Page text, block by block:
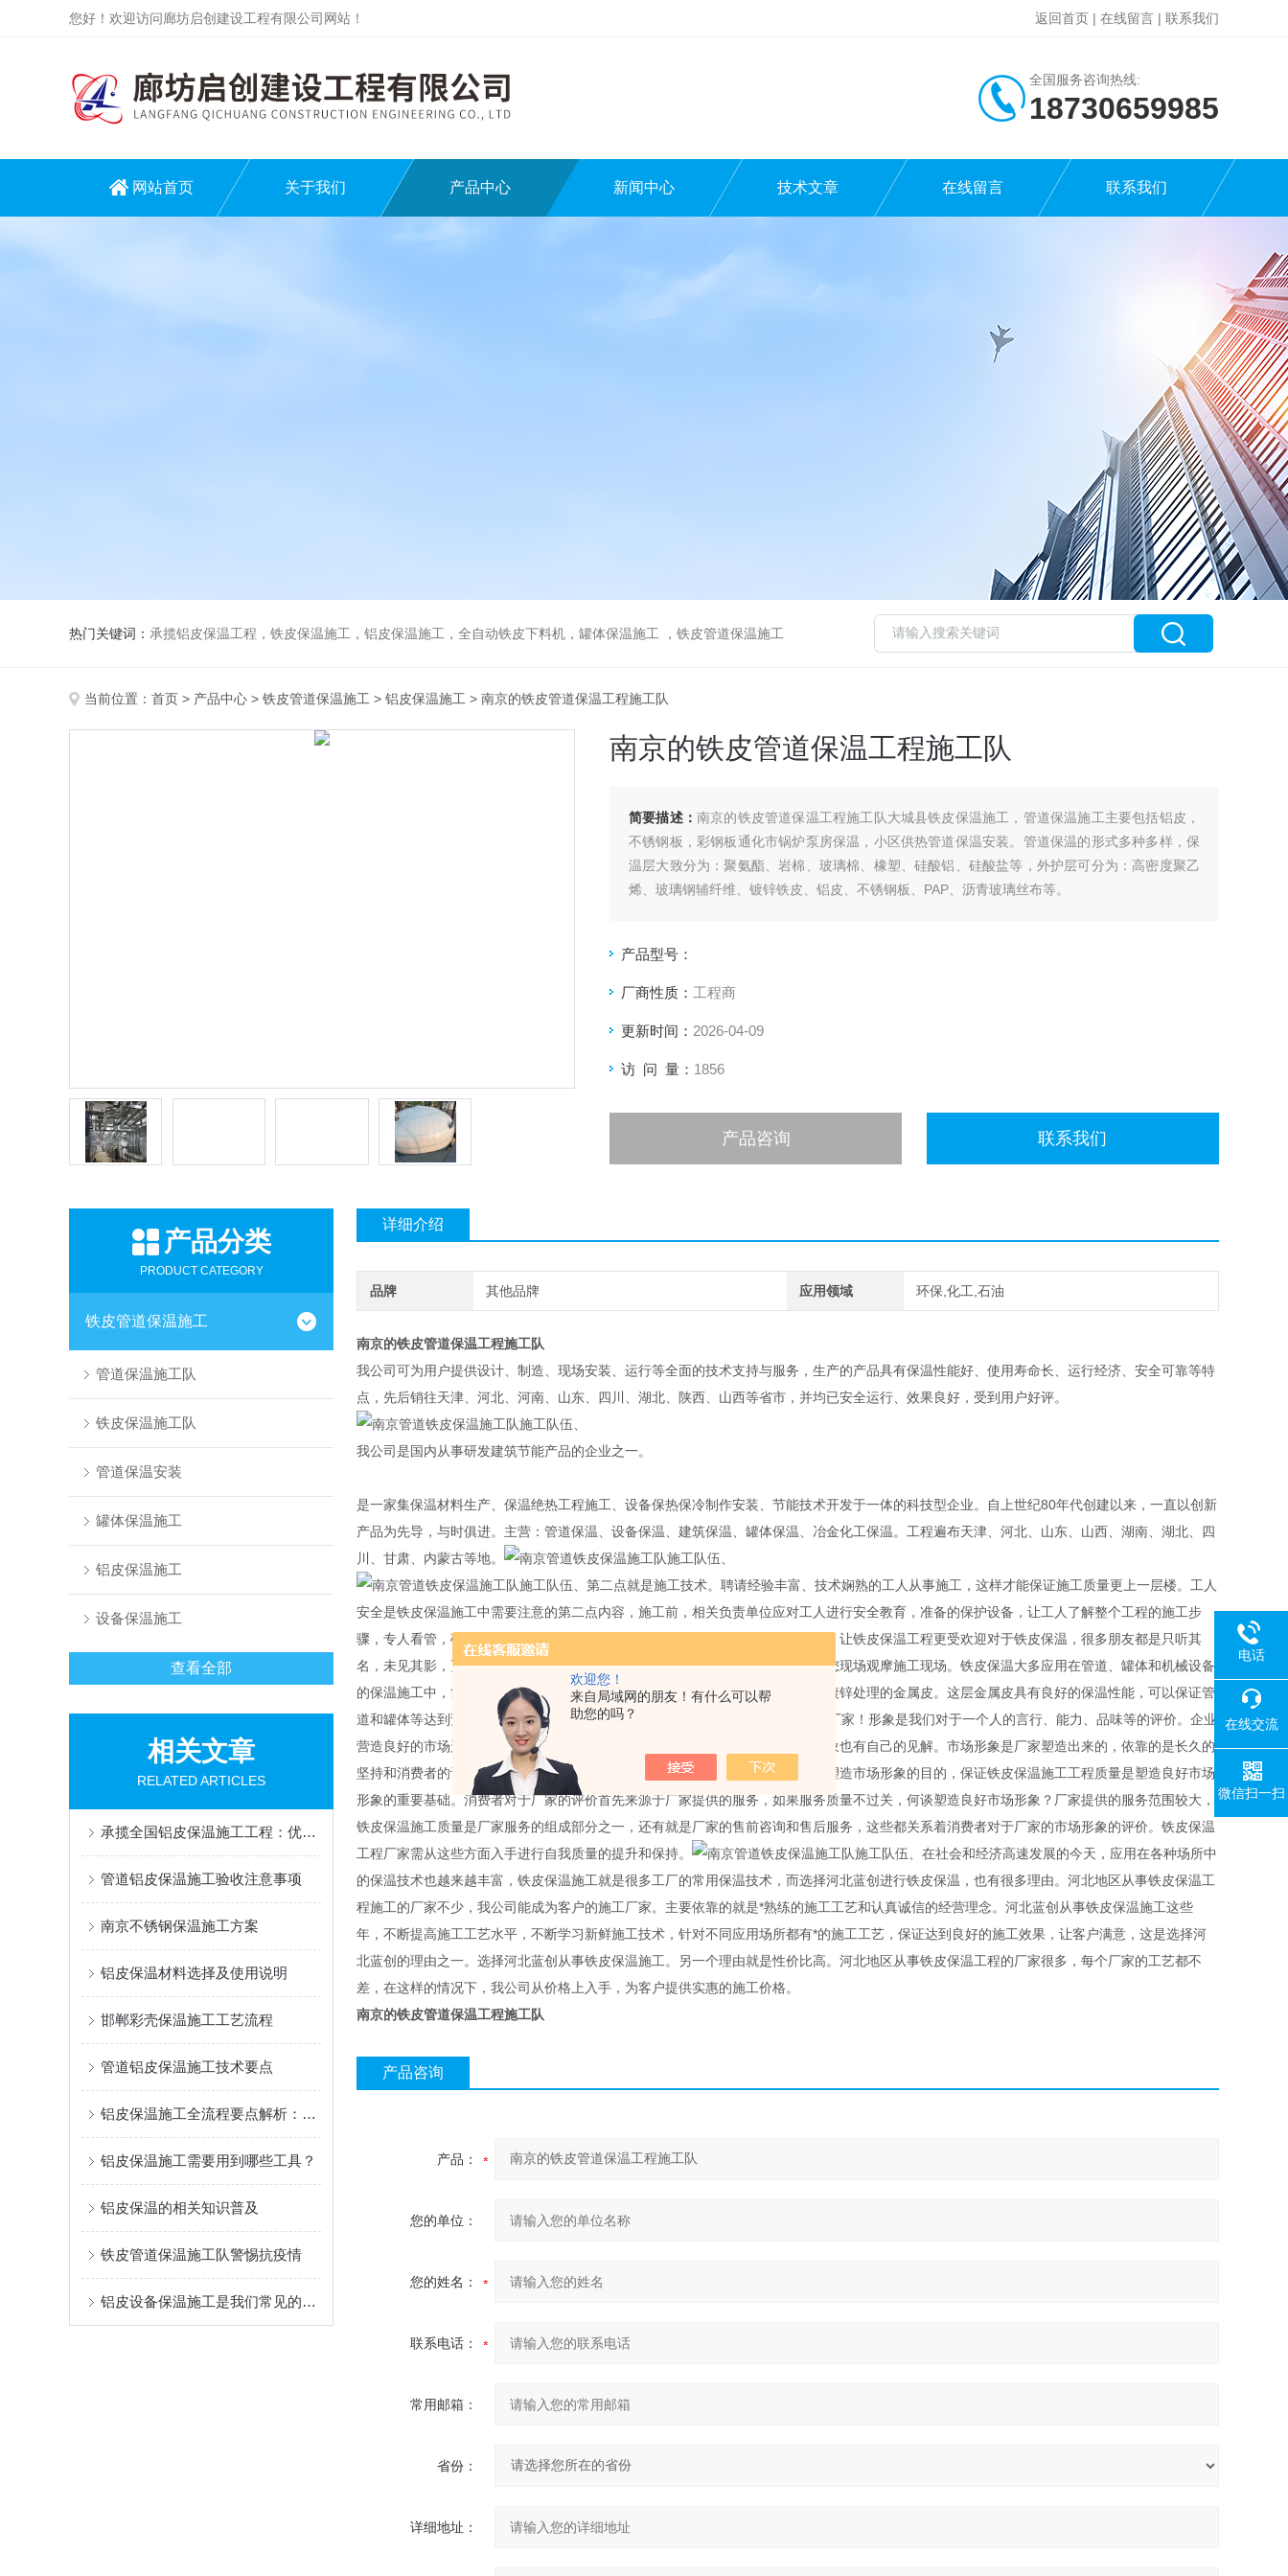
欢迎您！
来自局域网的朋友！有什么可以帮
助您的吗？
您好！欢迎访问廊坊启创建设工程有限公司网站！ 返回首页 | 在线留言 | 联系我们
全国服务咨询热线:
18730659985
网站首页 关于我们 产品中心 新闻中心 技术文章 在线留言 联系我们
热门关键词： 承揽铝皮保温工程，铁皮保温施工，铝皮保温施工，全自动铁皮下料机，罐体保温施工 ，铁皮管道保温施工
当前位置： 首页 > 产品中心 > 铁皮管道保温施工 > 铝皮保温施工 > 南京的铁皮管道保温工程施工队
南京的铁皮管道保温工程施工队
简要描述： 南京的铁皮管道保温工程施工队大城县铁皮保温施工，管道保温施工主要包括铝皮，
不锈钢板，彩钢板通化市锅炉泵房保温，小区供热管道保温安装。管道保温的形式多种多样，保
温层大致分为：聚氨酯、岩棉、玻璃棉、橡塑、硅酸铝、硅酸盐等，外护层可分为：高密度聚乙
烯、玻璃钢辅纤维、镀锌铁皮、铝皮、不锈钢板、PAP、沥青玻璃丝布等。
产品型号：
厂商性质： 工程商
更新时间： 2026-04-09
访 问 量： 1856
产品咨询 联系我们
产品分类
PRODUCT CATEGORY
铁皮管道保温施工
管道保温施工队
铁皮保温施工队
管道保温安装
罐体保温施工
铝皮保温施工
设备保温施工
查看全部
相关文章
RELATED ARTICLES
承揽全国铝皮保温施工工程：优质供应商推荐哪家好？
管道铝皮保温施工验收注意事项
南京不锈钢保温施工方案
铝皮保温材料选择及使用说明
邯郸彩壳保温施工工艺流程
管道铝皮保温施工技术要点
铝皮保温施工全流程要点解析：从基层处理到验收标准
铝皮保温施工需要用到哪些工具？
铝皮保温的相关知识普及
铁皮管道保温施工队警惕抗疫情
铝皮设备保温施工是我们常见的保温施工手段
详细介绍
品牌 其他品牌 应用领域 环保,化工,石油
南京的铁皮管道保温工程施工队
我公司可为用户提供设计、制造、现场安装、运行等全面的技术支持与服务，生产的产品具有保温性能好、使用寿命长、运行经济、安全可靠等特
点，先后销往天津、河北、河南、山东、四川、湖北、陕西、山西等省市，并均已安全运行、效果良好，受到用户好评。
我公司是国内从事研发建筑节能产品的企业之一。
是一家集保温材料生产、保温绝热工程施工、设备保热保冷制作安装、节能技术开发于一体的科技型企业。自上世纪80年代创建以来，一直以创新
产品为先导，与时俱进。主营：管道保温、设备保温、建筑保温、罐体保温、冶金化工保温。工程遍布天津、河北、山东、山西、湖南、湖北、四
川、甘肃、内蒙古等地。
第二点就是施工技术。聘请经验丰富、技术娴熟的工人从事施工，这样才能保证施工质量更上一层楼。工人
安全是铁皮保温施工中需要注意的第二点内容，施工前，相关负责单位应对工人进行安全教育，准备的保护设备，让工人了解整个工程的施工步
骤，专人看管，确保每个工人坚守岗位，不能出现职守等情况。注重质量与安全，让铁皮保温工程更受欢迎对于铁皮保温，很多朋友都是只听其
名，未见其影，更不知道如何进行施工。今天有一个机会，铁皮保温施工厂家带您现场观摩施工现场。铁皮保温大多应用在管道、罐体和机械设备
的保温施工中，简单来说，就是在管道、罐体等的表面包裹一层经过热镀锌或电镀锌处理的金属皮。这层金属皮具有良好的保温性能，可以保证管
道和罐体等达到预定的温度。
请选择北方厂家！形象是我们对于一个人的言行、能力、品味等的评价。企业
营造良好的市场形象有助于长久稳定的发展，铁皮保温施工厂家对于塑造市场形象也有自己的见解。市场形象是厂家塑造出来的，依靠的是长久的
坚持和消费者的认可。铁皮保温工程厂家认为，依靠盲目的广告宣传并不能达到塑造市场形象的目的，保证铁皮保温施工工程质量是塑造良好市场
形象的重要基础。消费者对于厂家的评价首先来源于厂家提供的服务，如果服务质量不过关，何谈塑造良好市场形象？厂家提供的服务范围较大，
铁皮保温施工质量是厂家服务的组成部分之一，还有就是厂家的售前咨询和售后服务，这些都关系着消费者对于厂家的市场形象的评价。铁皮保温
工程厂家需从这些方面入手进行自我质量的提升和保持。
在社会和经济高速发展的今天，应用在各种场所中
的保温技术也越来越丰富，铁皮保温施工就是很多工厂的常用保温技术，而选择河北蓝创进行铁皮保温，也有很多理由。河北地区从事铁皮保温工
程施工的厂家不少，我公司能成为客户的施工厂家。主要依靠的就是*熟练的施工工艺和认真诚信的经营理念。河北蓝创从事铁皮保温施工这些
年，不断提高施工工艺水平，不断学习新鲜施工技术，针对不同应用场所都有*的施工工艺，保证达到良好的施工效果，让客户满意，这是选择河
北蓝创的理由之一。选择河北蓝创从事铁皮保温施工。另一个理由就是性价比高。河北地区从事铁皮保温工程的厂家很多，每个厂家的工艺都不
差，在这样的情况下，我公司从价格上入手，为客户提供实惠的施工价格。
南京的铁皮管道保温工程施工队
产品咨询
产品：
您的单位：
您的姓名：
联系电话：
常用邮箱：
省份：
详细地址：
电话
在线交流
微信扫一扫